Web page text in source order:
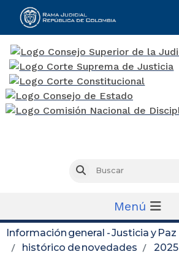
Buscar
Menú
Información general - Justicia y Paz
histórico de novedades
2025